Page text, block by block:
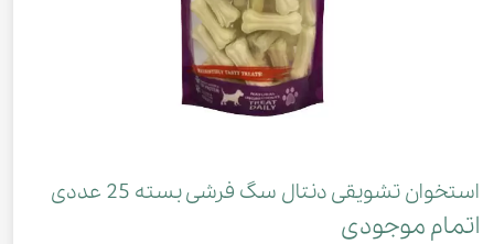
استخوان تشویقی دنتال سگ فرشی بسته 25 عددی
اتمام موجودی